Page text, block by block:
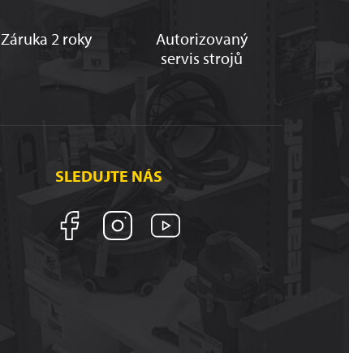
Záruka 2 roky
Autorizovaný
servis strojů
SLEDUJTE NÁS